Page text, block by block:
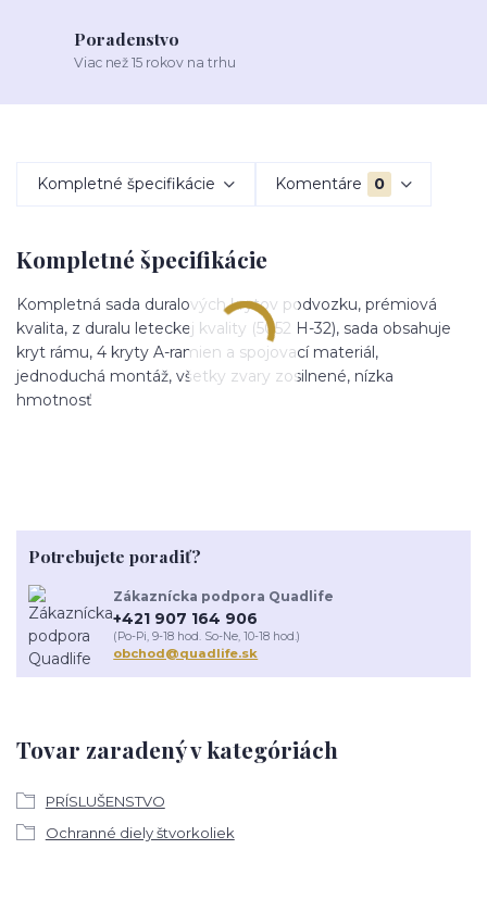
Poradenstvo
Viac než 15 rokov na trhu
Kompletné špecifikácie Komentáre 0
Kompletné špecifikácie
Kompletná sada duralových krytov podvozku, prémiová
kvalita, z duralu leteckej kvality (5052 H-32), sada obsahuje
kryt rámu, 4 kryty A-ramien a spojovací materiál,
jednoduchá montáž, všetky zvary zosilnené, nízka
hmotnosť
Tovar zaradený v kategóriách
PRÍSLUŠENSTVO
Ochranné diely štvorkoliek
Potrebujete poradiť?
Zákaznícka podpora Quadlife
+421 907 164 906
(Po-Pi, 9-18 hod. So-Ne, 10-18 hod.)
obchod@quadlife.sk